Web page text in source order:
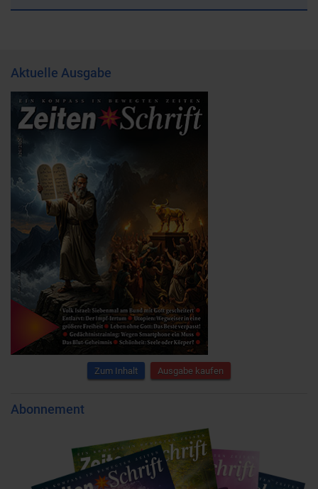
Aktuelle Ausgabe
Zum Inhalt Ausgabe kaufen
Abonnement